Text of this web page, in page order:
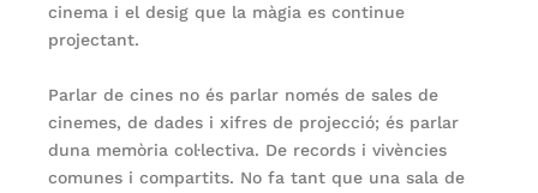
cinema i el desig que la màgia es continue
projectant.
Parlar de cines no és parlar només de sales de
cinemes, de dades i xifres de projecció; és parlar
duna memòria col·lectiva. De records i vivències
comunes i compartits. No fa tant que una sala de